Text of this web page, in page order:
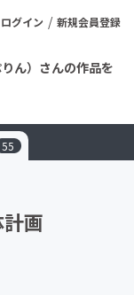
ログイン / 新規会員登録
ん）さんの作品を
55
画